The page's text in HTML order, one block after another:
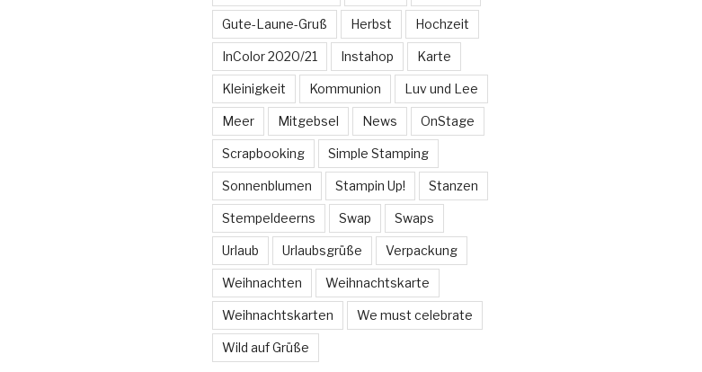
Gute-Laune-Gruß Herbst Hochzeit
InColor 2020/21 Instahop Karte
Kleinigkeit Kommunion Luv und Lee
Meer Mitgebsel News OnStage
Scrapbooking Simple Stamping
Sonnenblumen Stampin Up! Stanzen
Stempeldeerns Swap Swaps
Urlaub Urlaubsgrüße Verpackung
Weihnachten Weihnachtskarte
Weihnachtskarten We must celebrate
Wild auf Grüße